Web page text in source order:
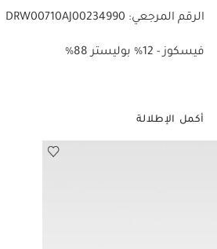
الرقم المرجعي: DRW00710AJ00234990
%88 فيسكوز - 12% بوليستر
أكمل الإطلالة